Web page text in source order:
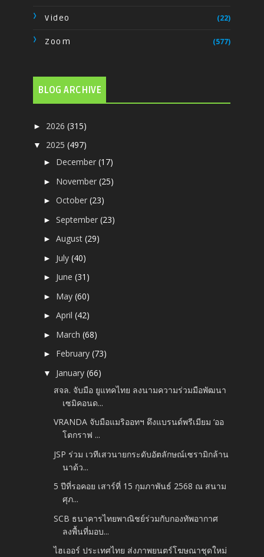
Video (22)
Zoom (577)
BLOG ARCHIVE
► 2026(315)
▼ 2025(497)
► December(17)
► November(25)
►October(23)
►September(23)
►August(29)
► July(40)
► June(31)
► May(60)
►April(42)
► March(68)
► February(73)
▼ January(66)
สจล. จับมือ ยูแทคไทย ลงนามความร่วมมือพัฒนา
เซมิคอนด...
VRANDA จับมือแมริออทฯ ดึงแบรนด์พรีเมียม ‘ออ
โตกราฟ ...
JSP ร่วม เวทีเสวนายกระดับอัตลักษณ์เซรามิกล้าน
นาด้ว...
5 ปีที่รอคอย เสาร์ที่ 15 กุมภาพันธ์ 2568 ณ สนาม
ศุภ...
SCB ธนาคารไทยพาณิชย์ร่วมกับกองทัพอากาศ
ลงพื้นที่มอบ...
ไฮเออร์ ประเทศไทย ส่งภาพยนตร์โฆษณาชุดใหม่